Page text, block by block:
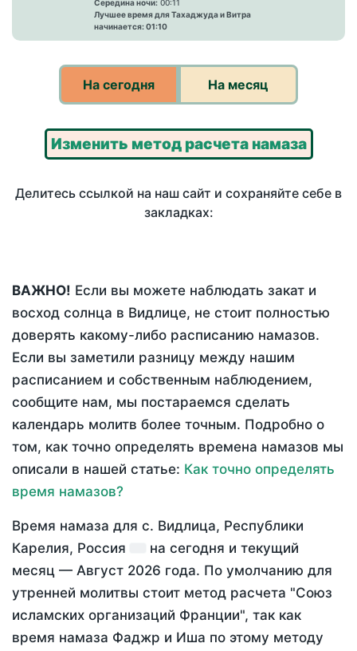
Середина ночи: 00:11
Лучшее время для Тахаджуда и Витра
начинается: 01:10
На сегодня На месяц
Изменить метод расчета намаза
Делитесь ссылкой на наш сайт и сохраняйте себе в
закладках:
ВАЖНО! Если вы можете наблюдать закат и
восход солнца в Видлице, не стоит полностью
доверять какому-либо расписанию намазов.
Если вы заметили разницу между нашим
расписанием и собственным наблюдением,
сообщите нам, мы постараемся сделать
календарь молитв более точным. Подробно о
том, как точно определять времена намазов мы
описали в нашей статье: Как точно определять
время намазов?
Время намаза для с. Видлица, Республики
Карелия, Россия
на сегодня и текущий
месяц — Август 2026 года. По умолчанию для
утренней молитвы стоит метод расчета "Союз
исламских организаций Франции", так как
время намаза Фаджр и Иша по этому методу